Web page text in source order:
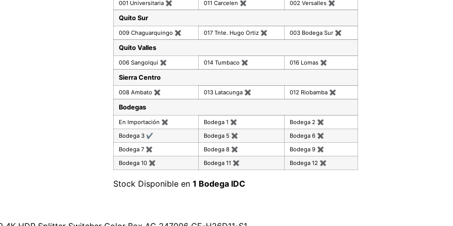
001 Universitaria ✖ 011 Carcelen ✖ 002 Versalles ✖
Quito Sur
009 Chaguarquingo ✖ 017 Tnte. Hugo Ortiz ✖ 003 Bodega Sur ✖
Quito Valles
006 Sangolqui ✖ 014 Tumbaco ✖ 016 Lomas ✖
Sierra Centro
008 Ambato ✖ 013 Latacunga ✖ 012 Riobamba ✖
Bodegas
En Importación ✖ Bodega 1 ✖ Bodega 2 ✖
Bodega 3 ✔ Bodega 5 ✖ Bodega 6 ✖
Bodega 7 ✖ Bodega 8 ✖ Bodega 9 ✖
Bodega 10 ✖ Bodega 11 ✖ Bodega 12 ✖
Stock Disponible en 1 Bodega IDC